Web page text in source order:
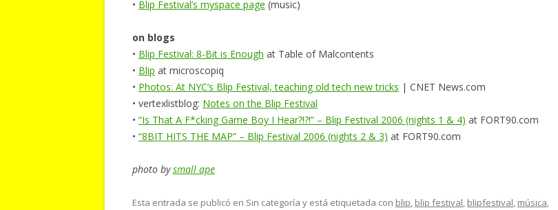
• Blip Festival’s myspace page (music)
on blogs
• Blip Festival: 8-Bit is Enough at Table of Malcontents
• Blip at microscopiq
• Photos: At NYC’s Blip Festival, teaching old tech new tricks | CNET News.com
• vertexlistblog: Notes on the Blip Festival
• “Is That A F*cking Game Boy I Hear?!?!” – Blip Festival 2006 (nights 1 & 4) at FORT90.com
• “8BIT HITS THE MAP” – Blip Festival 2006 (nights 2 & 3) at FORT90.com
photo bysmall ape
Esta entrada se publicó en Sin categoría y está etiquetada con blip, blip festival, blipfestival, música,